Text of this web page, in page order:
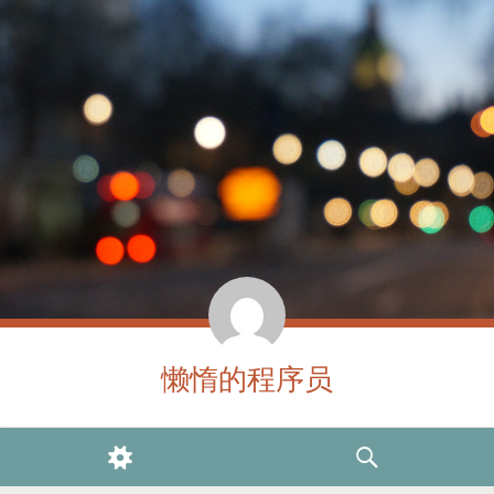
懒惰的程序员
WIDGETS
SEARCH